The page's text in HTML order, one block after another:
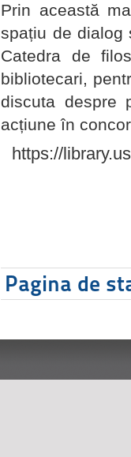
Prin această
spațiu de dialog
Catedra de
bibliotecari,
discuta despre
acțiune în
https://
Pagina de